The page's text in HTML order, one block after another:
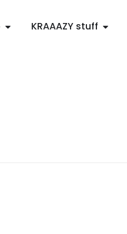
KRAAAZY stuff